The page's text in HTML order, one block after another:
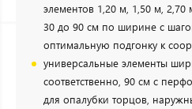
элементов 1,20 м, 1,50 м,
30 до 90 см по ширине с
оптимальную подгонку к
универсальные элементы
соответственно, 90 см с
для опалубки торцов,